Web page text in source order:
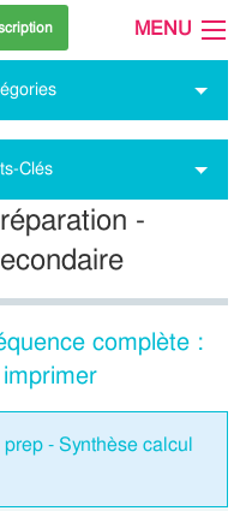
MENU
Clés
-
complète :
- Synthèse calcul